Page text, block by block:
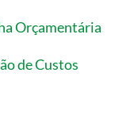
Orçamentária
de Custos